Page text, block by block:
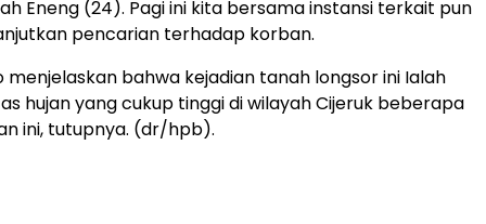
Eneng (24). Pagi ini kita bersama instansi terkait pun
pencarian terhadap korban.
menjelaskan bahwa kejadian tanah longsor ini Ialah
hujan yang cukup tinggi di wilayah Cijeruk beberapa
ini, tutupnya. (dr/hpb).